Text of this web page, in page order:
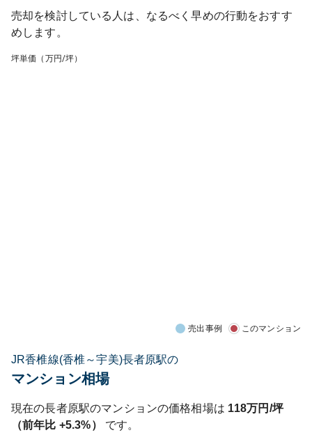
売却を検討している人は、なるべく早めの行動をおすす
めします。
坪単価（万円/坪）
売出事例 このマンション
JR香椎線(香椎～宇美)長者原駅の
マンション相場
現在の長者原駅のマンションの価格相場は 118万円/坪
（前年比 +5.3%）
です。